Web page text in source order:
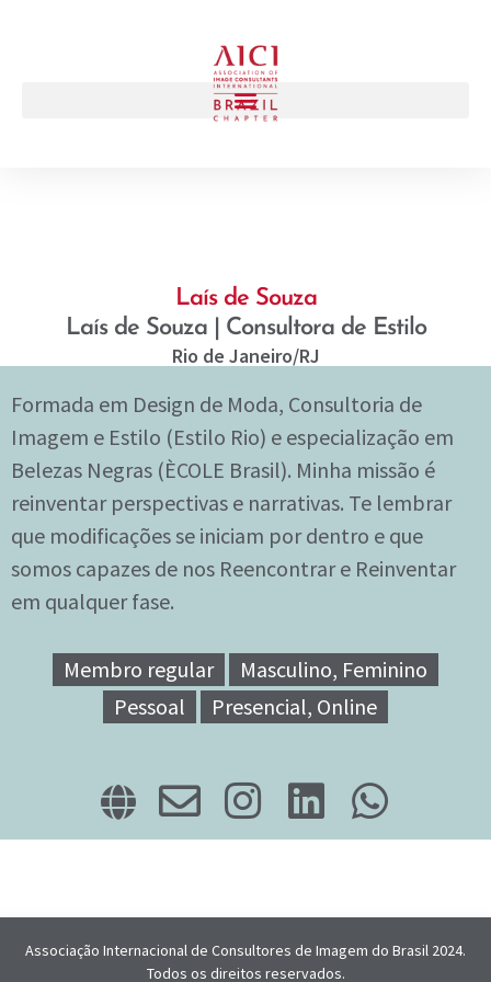
Laís de Souza
Laís de Souza | Consultora de Estilo
Rio de Janeiro/RJ
Formada em Design de Moda, Consultoria de
Imagem e Estilo (Estilo Rio) e especialização em
Belezas Negras (ÈCOLE Brasil). Minha missão é
reinventar perspectivas e narrativas. Te lembrar
que modificações se iniciam por dentro e que
somos capazes de nos Reencontrar e Reinventar
em qualquer fase.
Membro regular
Masculino, Feminino
Pessoal
Presencial, Online
Associação Internacional de Consultores de Imagem do Brasil 2024.
Todos os direitos reservados.